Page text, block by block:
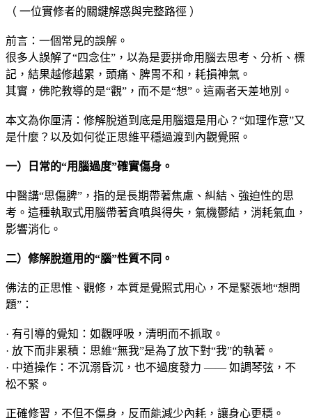
（ 一位實修者的關鍵解惑與完整路徑 ）
前言：一個常見的誤解。
很多人誤解了“四念住”，以為是要拼命用腦去思考、分析、標
記，結果越修越累，頭痛、脾胃不和，耗損神氣。
其實，佛陀教導的是“觀”，而不是“想”。這兩者天差地別。
本文為你厘清：修解脫道到底是用腦還是用心？“如理作意”又
是什麼？以及如何從正思維平穩過渡到內觀覺照。
一）日常的“用腦過度”確實傷身。
中醫講“思傷脾”，指的是長期帶著焦慮、糾結、強迫性的思
考。這種執取式用腦帶著貪嗔與得失，氣機鬱結，消耗氣血，
影響消化。
二）修解脫道用的“腦”性質不同。
佛法的正思惟、觀修，本質是覺照式用心，不是緊張地“想問
題”：
· 有引導的覺知：如觀呼吸，清明而不抓取。
· 放下而非累積：思維“無我”是為了放下對“我”的執著。
· 中道操作：不沉溺昏沉，也不過度發力 —— 如調琴弦，不
松不緊。
正確修習，不但不傷身，反而能減少內耗，讓身心更穩。